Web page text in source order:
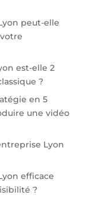
peut-elle
est-elle 2
?
en 5
une vidéo
Lyon
efficace
?